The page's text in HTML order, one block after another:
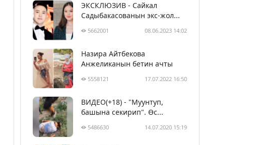
ЭКСКЛЮЗИВ - Сайкал
Садыбакасованын экс-жол...
5662001 08.06.2023 14:02
Назира Айтбекова
Анжеликанын бетин ачты
5558121 17.07.2022 16:50
ВИДЕО(+18) - "Муунтуп,
башына секирип". Өс...
5486630 14.07.2020 15:19